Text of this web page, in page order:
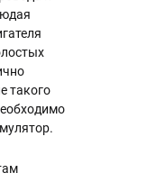
такого